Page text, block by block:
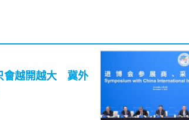
會越開越大 冀外